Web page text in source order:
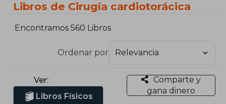
Libros de Cirugía cardiotorácica
Encontramos 560 Libros
Ordenar por
Ver:
Libros Físicos
Comparte y
gana dinero